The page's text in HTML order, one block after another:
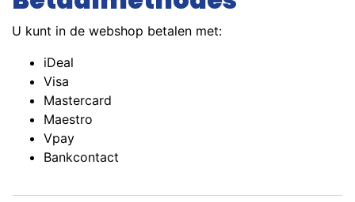
U kunt in de webshop betalen met:
iDeal
Visa
Mastercard
Maestro
Vpay
Bankcontact